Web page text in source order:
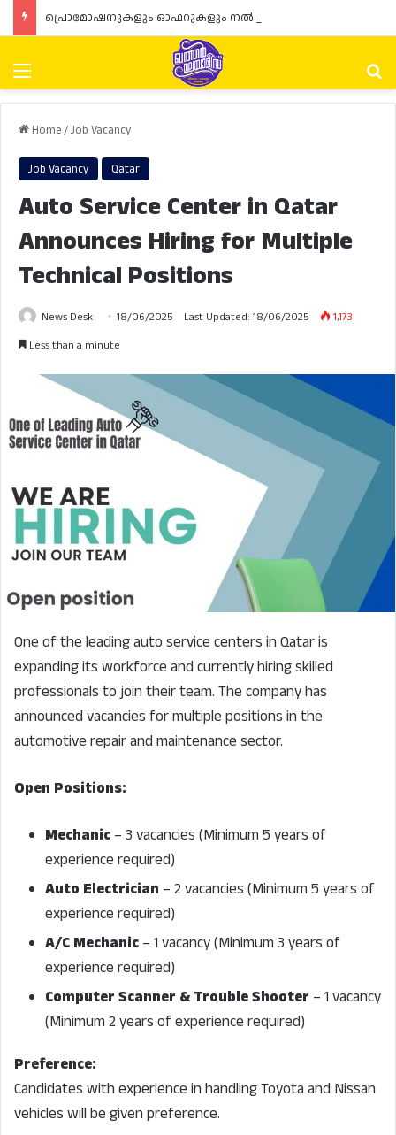
Menu
Home/Job Vacancy
Job Vacancy Qatar
Auto Service Center in Qatar
Announces Hiring for Multiple
Technical Positions
News Desk 18/06/2025 Last Updated: 18/06/2025
1,173
Less than a minute
One of the leading auto service centers in Qatar is
expanding its workforce and currently hiring skilled
professionals to join their team. The company has
announced vacancies for multiple positions in the
automotive repair and maintenance sector.
Open Positions:
Mechanic – 3 vacancies (Minimum 5 years of
experience required)
Auto Electrician – 2 vacancies (Minimum 5 years of
experience required)
A/C Mechanic – 1 vacancy (Minimum 3 years of
experience required)
Computer Scanner & Trouble Shooter – 1 vacancy
(Minimum 2 years of experience required)
Preference:
Candidates with experience in handling Toyota and Nissan
vehicles will be given preference.